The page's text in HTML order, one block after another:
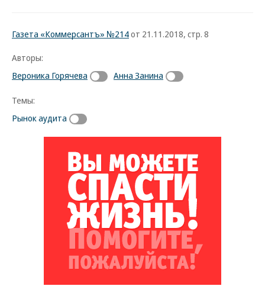
Газета «Коммерсантъ» №214от 21.11.2018, стр. 8
Авторы:
Вероника Горячева
Анна Занина
Темы:
Рынок аудита